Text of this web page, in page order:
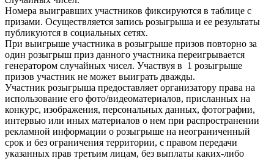
Номера выигравших участников фиксируются в таблице с
призами. Осуществляется запись розыгрыша и ее результаты
публикуются в социальных сетях.
При выигрыше участника в розыгрыше призов повторно за
один розыгрыш приз данного участника переигрывается
генератором случайных чисел. Участвуя в 1 розыгрыше
призов участник не может выиграть дважды.
Участник розыгрыша предоставляет организатору права на
использование его фото/видеоматериалов, присланных на
конкурс, изображения, персональных данных, фотографии,
интервью или иных материалов о нем при распространении
рекламной информации о розыгрыше на неограниченный
срок и без ограничения территории, с правом передачи
указанных прав третьим лицам, без выплаты каких-либо